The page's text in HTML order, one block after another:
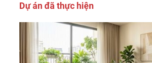
Dự án đã thực hiện